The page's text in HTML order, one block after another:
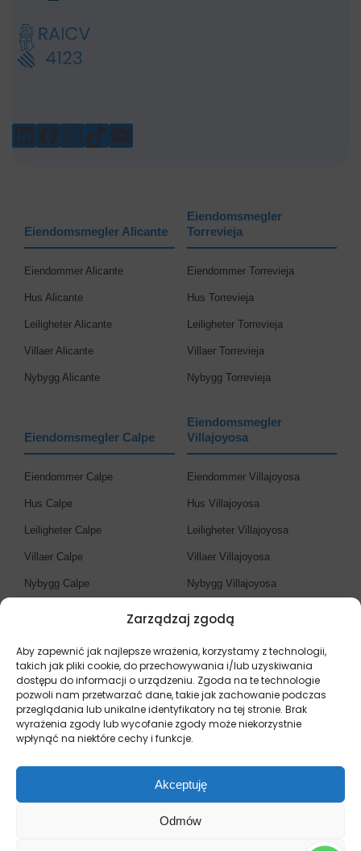
Zarządzaj zgodą
Aby zapewnić jak najlepsze wrażenia, korzystamy z technologii,
takich jak pliki cookie, do przechowywania i/lub uzyskiwania
dostępu do informacji o urządzeniu. Zgoda na te technologie
pozwoli nam przetwarzać dane, takie jak zachowanie podczas
przeglądania lub unikalne identyfikatory na tej stronie. Brak
wyrażenia zgody lub wycofanie zgody może niekorzystnie
wpłynąć na niektóre cechy i funkcje.
Akceptuję
Odmów
Eiendomsmegler Alicante
Eiendommer Alicante
Hus Alicante
Leiligheter Alicante
Villaer Alicante
Nybygg Alicante
Eiendomsmegler
Torrevieja
Eiendommer Torrevieja
Hus Torrevieja
Leiligheter Torrevieja
Villaer Torrevieja
Nybygg Torrevieja
Eiendomsmegler Calpe
Eiendommer Calpe
Hus Calpe
Leiligheter Calpe
Villaer Calpe
Nybygg Calpe
Eiendomsmegler
Villajoyosa
Eiendommer Villajoyosa
Hus Villajoyosa
Leiligheter Villajoyosa
Villaer Villajoyosa
Nybygg Villajoyosa
Eiendomsmegler Costa
Eiendommer Costa Blanca
Hus Costa Blanca
Leiligheter Costa Blanca